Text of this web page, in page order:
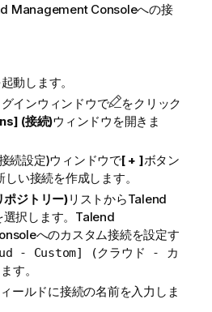
Management Consoleへの接
動します。
インウィンドウで
をクリック
(接続)ウィンドウを開きま
続設定)ウィンドウで[ + ]ボタン
い接続を作成します。
ジトリー)リストからTalend
択します。 Talend
へのカスタム接続を設定す
- Custom] (クラウド - カ
す。
ールドに接続の名前を入力しま